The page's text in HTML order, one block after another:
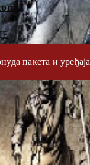
пакета и уређаја